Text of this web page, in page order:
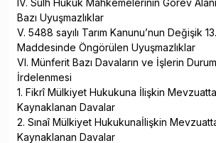
IV. Sulh Hukuk Mahkemelerinin Görev
Bazı Uyuşmazlıklar
V. 5488 sayılı Tarım Kanunu’nun Değişik 13.
Maddesinde Öngörülen Uyuşmazlıklar
VI. Münferit Bazı Davaların ve İşlerin
İrdelenmesi
1. Fikrî Mülkiyet Hukukuna İlişkin
Kaynaklanan Davalar
2. Sınaî Mülkiyet Hukukunaİlişkin
Kaynaklanan Davalar